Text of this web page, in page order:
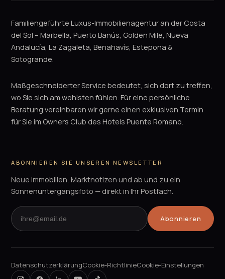
Familiengeführte Luxus-Immobilienagentur an der Costa
del Sol – Marbella, Puerto Banús, Golden Mile, Nueva
Andalucía, La Zagaleta, Benahavís, Estepona &
Sotogrande.
Maßgeschneiderter Service bedeutet, sich dort zu treffen,
wo Sie sich am wohlsten fühlen. Für eine persönliche
Beratung vereinbaren wir gerne einen exklusiven Termin
für Sie im Owners Club des Hotels Puente Romano.
ABONNIEREN SIE UNSEREN NEWSLETTER
Neue Immobilien, Marktnotizen und ab und zu ein
Sonnenuntergangsfoto — direkt in Ihr Postfach.
Abonnieren
DatenschutzerklärungCookie-RichtlinieCookie-Einstellungen